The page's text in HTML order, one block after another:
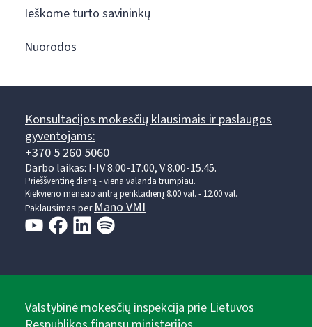
Ieškome turto savininkų
Nuorodos
Konsultacijos mokesčių klausimais ir paslaugos
gyventojams:
+370 5 260 5060
Darbo laikas: I-IV 8.00-17.00, V 8.00-15.45.
Prieššventinę dieną - viena valanda trumpiau.
Kiekvieno mėnesio antrą penktadienį 8.00 val. - 12.00 val.
Paklausimas perMano VMI
Valstybinė mokesčių inspekcija prie Lietuvos